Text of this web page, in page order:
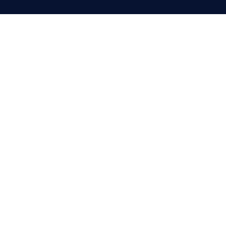
marque auprès de l’INPI